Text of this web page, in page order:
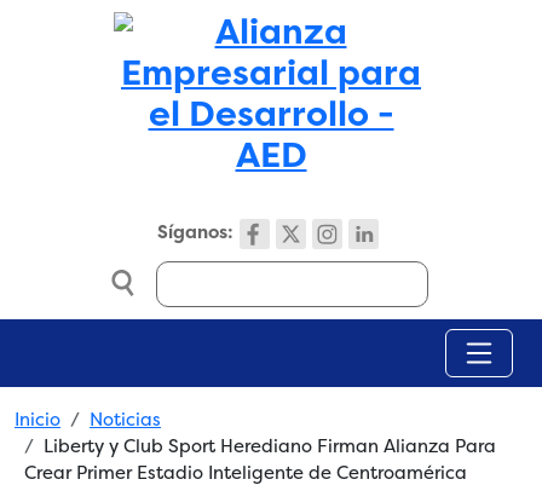
Skip to main content
Síganos:
Search
Breadcrumb
Inicio
Noticias
Liberty y Club Sport Herediano Firman Alianza Para
Crear Primer Estadio Inteligente de Centroamérica